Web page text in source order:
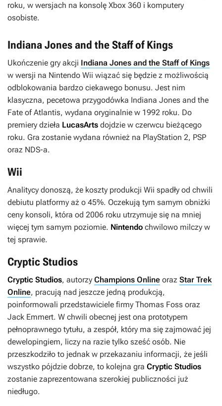
roku, w wersjach na konsolę Xbox 360 i komputery
osobiste.
Indiana Jones and the Staff of Kings
Ukończenie gry akcji Indiana Jones and the Staff of Kings
w wersji na Nintendo Wii wiązać się będzie z możliwością
odblokowania bardzo ciekawego bonusu. Jest nim
klasyczna, pecetowa przygodówka Indiana Jones and the
Fate of Atlantis, wydana oryginalnie w 1992 roku. Do
premiery dzieła LucasArts dojdzie w czerwcu bieżącego
roku. Gra zostanie wydana również na PlayStation 2, PSP
oraz NDS-a.
Wii
Analitycy donoszą, że koszty produkcji Wii spadły od chwili
debiutu platformy aż o 45%. Oczekują tym samym obniżki
ceny konsoli, która od 2006 roku utrzymuje się na mniej
więcej tym samym poziomie. Nintendo chwilowo milczy w
tej sprawie.
Cryptic Studios
Cryptic Studios, autorzy Champions Online oraz Star Trek
Online, pracują nad jeszcze jedną produkcją,
poinformowali przedstawiciele firmy Thomas Foss oraz
Jack Emmert. W chwili obecnej jest ona prototypem
pełnoprawnego tytułu, a zespół, który ma się zajmować jej
dewelopingiem, liczy na razie tylko sześć osób. Nie
przeszkodziło to jednak w przekazaniu informacji, że jeśli
wszystko pójdzie dobrze, to kolejna gra Cryptic Studios
zostanie zaprezentowana szerokiej publiczności już
niedługo.